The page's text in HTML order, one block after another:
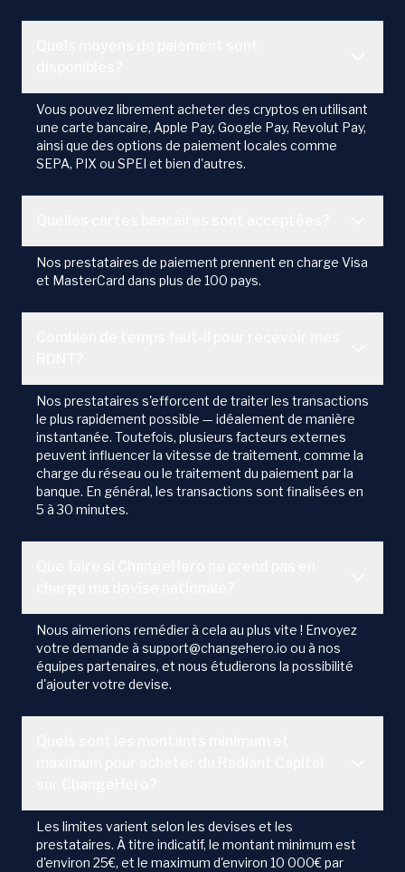
Vous pouvez librement acheter des cryptos en utilisant
une carte bancaire, Apple Pay, Google Pay, Revolut Pay,
ainsi que des options de paiement locales comme
SEPA, PIX ou SPEI et bien d'autres.
Nos prestataires de paiement prennent en charge Visa
et MasterCard dans plus de 100 pays.
Nos prestataires s'efforcent de traiter les transactions
le plus rapidement possible — idéalement de manière
instantanée. Toutefois, plusieurs facteurs externes
peuvent influencer la vitesse de traitement, comme la
charge du réseau ou le traitement du paiement par la
banque. En général, les transactions sont finalisées en
5 à 30 minutes.
Nous aimerions remédier à cela au plus vite ! Envoyez
votre demande à support@changehero.io ou à nos
équipes partenaires, et nous étudierons la possibilité
d'ajouter votre devise.
Les limites varient selon les devises et les
prestataires. À titre indicatif, le montant minimum est
d'environ 25€, et le maximum d'environ 10 000€ par